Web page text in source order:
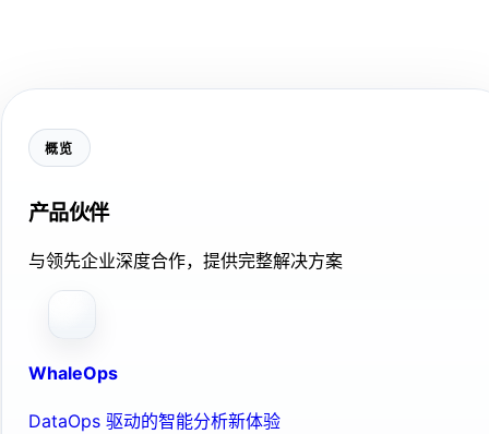
概览
产品伙伴
与领先企业深度合作，提供完整解决方案
WhaleOps
DataOps 驱动的智能分析新体验